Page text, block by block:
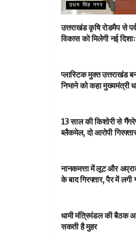
उधम सिंह नगर
उत्तराखंड कृषि रोडमैप से
विकास को मिलेगी नई
प्लास्टिक मुक्त उत्तराखंड
निभाने को कहा मुख्यमंत्री
13 साल की किशोरी से
ब्लैकमेल, दो आरोपी
नानकमत्ता में लूट और
के बाद गिरफ्तार, पैर में लगी
धामी मंत्रिमंडल की बैठक
सकती है मुहर